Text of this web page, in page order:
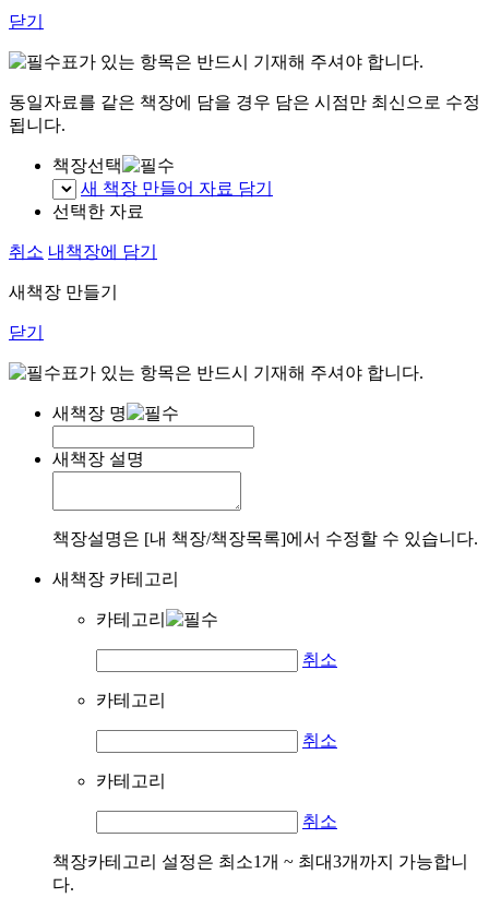
닫기
표가 있는 항목은 반드시 기재해 주셔야 합니다.
동일자료를 같은 책장에 담을 경우 담은 시점만 최신으로 수정
됩니다.
책장선택
새 책장 만들어 자료 담기
선택한 자료
취소 내책장에 담기
새책장 만들기
닫기
표가 있는 항목은 반드시 기재해 주셔야 합니다.
새책장 명
새책장 설명
책장설명은 [내 책장/책장목록]에서 수정할 수 있습니다.
새책장 카테고리
카테고리
취소
카테고리
취소
카테고리
취소
책장카테고리 설정은 최소1개 ~ 최대3개까지 가능합니
다.